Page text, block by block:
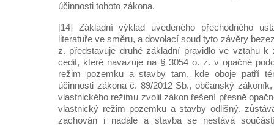
účinnosti tohoto zákona.
[14] Základní výklad uvedeného přechodného
literatuře ve směru, a dovolací soud tyto závěry
z. představuje druhé základní pravidlo ve vztahu k
cedit, které navazuje na § 3054 o. z. v opačné
režim pozemku a stavby tam, kde oboje patří
účinnosti zákona č. 89/2012 Sb., občanský
vlastnického režimu zvolil zákon řešení přesně
vlastnický režim pozemku a stavby odlišný,
zachován i nadále a stavba se nestává